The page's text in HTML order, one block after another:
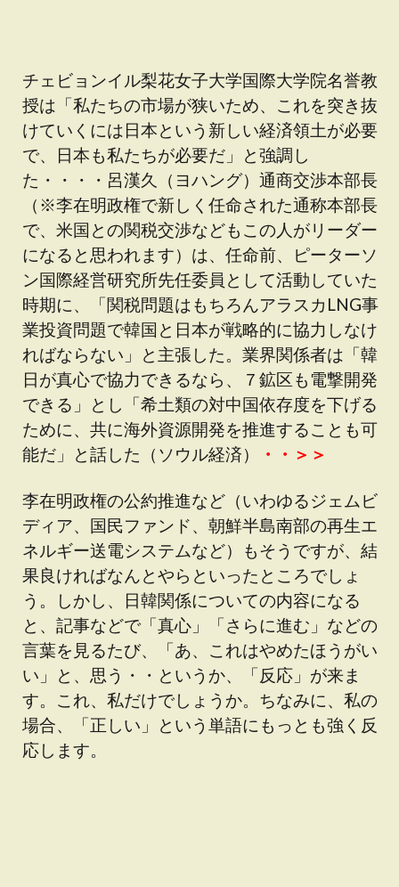
チェビョンイル梨花女子大学国際大学院名誉教
授は「私たちの市場が狭いため、これを突き抜
けていくには日本という新しい経済領土が必要
で、日本も私たちが必要だ」と強調し
た・・・・呂漢久（ヨハング）通商交渉本部長
（※李在明政権で新しく任命された通称本部長
で、米国との関税交渉などもこの人がリーダー
になると思われます）は、任命前、ピーターソ
ン国際経営研究所先任委員として活動していた
時期に、「関税問題はもちろんアラスカLNG事
業投資問題で韓国と日本が戦略的に協力しなけ
ればならない」と主張した。業界関係者は「韓
日が真心で協力できるなら、７鉱区も電撃開発
できる」とし「希土類の対中国依存度を下げる
ために、共に海外資源開発を推進することも可
能だ」と話した（ソウル経済）
・・＞＞
李在明政権の公約推進など（いわゆるジェムビ
ディア、国民ファンド、朝鮮半島南部の再生エ
ネルギー送電システムなど）もそうですが、結
果良ければなんとやらといったところでしょ
う。しかし、日韓関係についての内容になる
と、記事などで「真心」「さらに進む」などの
言葉を見るたび、「あ、これはやめたほうがい
い」と、思う・・というか、「反応」が来ま
す。これ、私だけでしょうか。ちなみに、私の
場合、「正しい」という単語にもっとも強く反
応します。